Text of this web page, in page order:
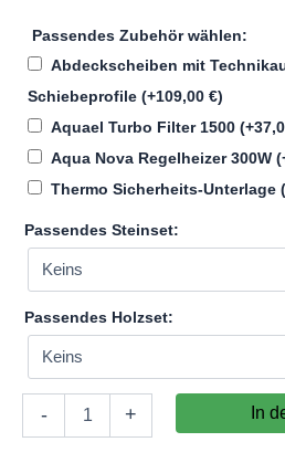
Passendes Zubehör wählen:
Abdeckscheiben mit
Schiebeprofile (+109,00 €)
Aquael Turbo Filter 1500 (+
Aqua Nova Regelheizer 300W
Thermo Sicherheits-Unterlage
Passendes Steinset:
Passendes Holzset:
-
160x48x40cm
+ In